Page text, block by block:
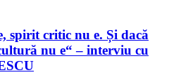
spirit critic nu e. Și dacă
nu e“ – interviu cu